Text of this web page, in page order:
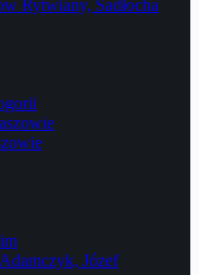
Rytwiany, Sadłocha
Józef